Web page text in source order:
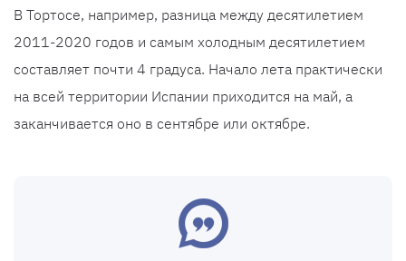
В Тортосе, например, разница между десятилетием
2011-2020 годов и самым холодным десятилетием
составляет почти 4 градуса. Начало лета практически
на всей территории Испании приходится на май, а
заканчивается оно в сентябре или октябре.